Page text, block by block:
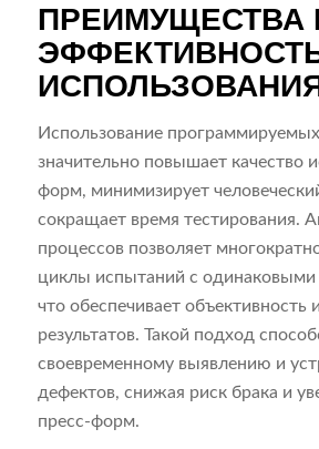
ПРЕИМУЩЕСТВА
Использование
значительно повышает качество
форм, минимизирует
сокращает время тестирования.
процессов позволяет
циклы испытаний с одинаковыми
что обеспечивает объективность
результатов. Такой подход
своевременному выявлению и
дефектов, снижая риск брака и
пресс-форм.